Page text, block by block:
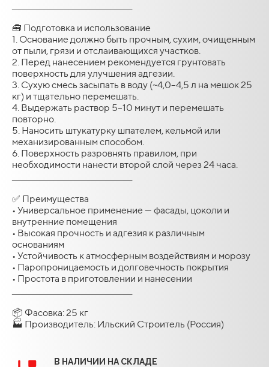
🧰 Подготовка и использование
1. Основание должно быть прочным, сухим, очищенным
от пыли, грязи и отслаивающихся участков.
2. Перед нанесением рекомендуется грунтовать
поверхность для улучшения адгезии.
3. Сухую смесь засыпать в воду (~4,0–4,5 л на мешок 25
кг) и тщательно перемешать.
4. Выдержать раствор 5–10 минут и перемешать
повторно.
5. Наносить штукатурку шпателем, кельмой или
механизированным способом.
6. Поверхность разровнять правилом, при
необходимости нанести второй слой через 24 часа.
✅ Преимущества
• Универсальное применение — фасады, цоколи и
внутренние помещения
• Высокая прочность и адгезия к различным
основаниям
• Устойчивость к атмосферным воздействиям и морозу
• Паропроницаемость и долговечность покрытия
• Простота в приготовлении и нанесении
📦 Фасовка: 25 кг
🏭 Производитель: Ильский Строитель (Россия)
В НАЛИЧИИ НА СКЛАДЕ